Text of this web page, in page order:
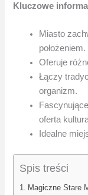
Kluczowe
Miasto
położeniem.
Oferuje
Łączy
organizm.
oferta
Idealne
Spis treści
Magiczne Stare